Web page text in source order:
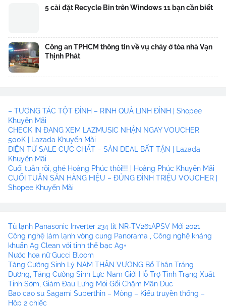
5 cài đặt Recycle Bin trên Windows 11 bạn cần biết
Công an TPHCM thông tin về vụ cháy ở tòa nhà Vạn
Thịnh Phát
– TƯƠNG TÁC TỘT ĐỈNH – RINH QUÀ LINH ĐÌNH | Shopee
Khuyến Mãi
CHECK IN ĐANG XEM LAZMUSIC NHẬN NGAY VOUCHER
500K | Lazada Khuyến Mãi
ĐIỆN TỬ SALE CỰC CHẤT – SĂN DEAL BẤT TẬN | Lazada
Khuyến Mãi
Cuối tuần rồi, ghé Hoàng Phúc thôi!!! | Hoàng Phúc Khuyến Mãi
CUỐI TUẦN SĂN HÀNG HIỆU – ĐỦNG ĐỈNH TRIỆU VOUCHER |
Shopee Khuyến Mãi
Tủ lạnh Panasonic Inverter 234 lít NR-TV261APSV Mới 2021
Công nghệ làm lạnh vòng cung Panorama , Công nghệ kháng
khuẩn Ag Clean với tinh thể bạc Ag+
Nước hoa nữ Gucci Bloom
Tăng Cường Sinh Lý NAM THẬN VƯƠNG Bổ Thận Tráng
Dương, Tăng Cường Sinh Lực Nam Giới Hỗ Trợ Tình Trạng Xuất
Tinh Sớm, Giảm Đau Lưng Mỏi Gối Chậm Mãn Dục
Bao cao su Sagami Superthin – Mỏng – Kiểu truyền thống –
Hộp 2 chiếc